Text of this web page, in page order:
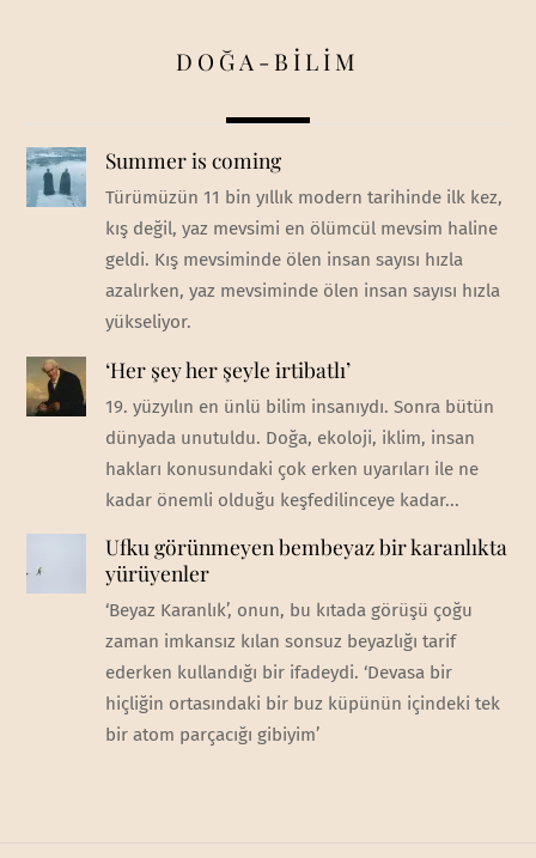
DOĞA-BİLİM
Summer is coming
Türümüzün 11 bin yıllık modern tarihinde ilk kez,
kış değil, yaz mevsimi en ölümcül mevsim haline
geldi. Kış mevsiminde ölen insan sayısı hızla
azalırken, yaz mevsiminde ölen insan sayısı hızla
yükseliyor.
‘Her şey her şeyle irtibatlı’
19. yüzyılın en ünlü bilim insanıydı. Sonra bütün
dünyada unutuldu. Doğa, ekoloji, iklim, insan
hakları konusundaki çok erken uyarıları ile ne
kadar önemli olduğu keşfedilinceye kadar...
Ufku görünmeyen bembeyaz bir karanlıkta
yürüyenler
‘Beyaz Karanlık’, onun, bu kıtada görüşü çoğu
zaman imkansız kılan sonsuz beyazlığı tarif
ederken kullandığı bir ifadeydi. ‘Devasa bir
hiçliğin ortasındaki bir buz küpünün içindeki tek
bir atom parçacığı gibiyim’